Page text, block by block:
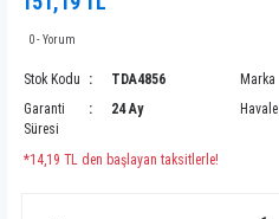
0 - Yorum
Stok Kodu TDA4856 Marka
Garanti
Süresi
24 Ay Havale
*14,19 TL den başlayan taksitlerle!